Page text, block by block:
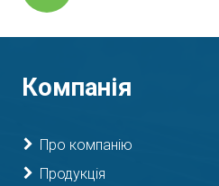
Компанія
Про компанію
Продукція